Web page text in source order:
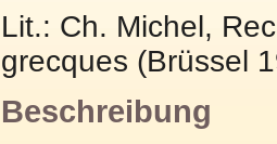
Lit.: Ch. Michel,
grecques (Brüssel
Beschreibung